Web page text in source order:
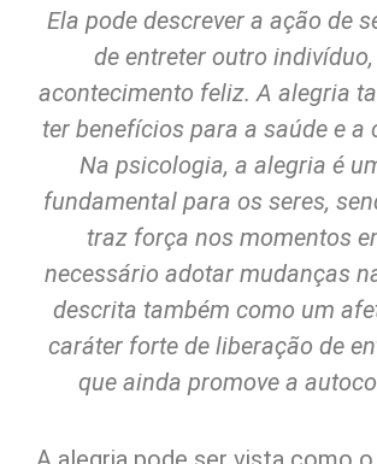
Ela pode descrever a ação de
de entreter outro
acontecimento feliz. A alegria
ter benefícios para a saúde e a
Na psicologia, a alegria é
fundamental para os seres,
traz força nos momentos
necessário adotar mudanças
descrita também como um
caráter forte de liberação de
que ainda promove a